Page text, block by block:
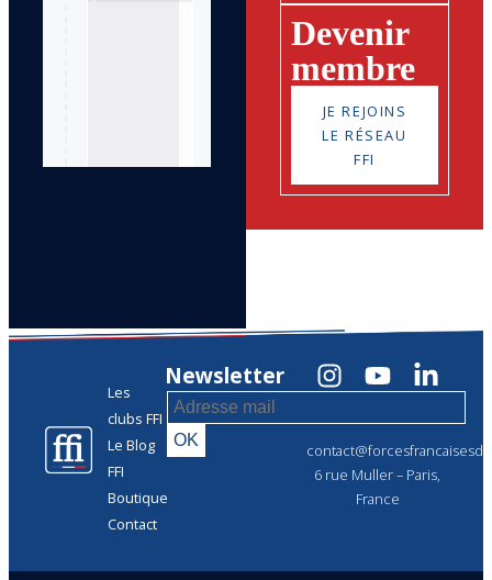
Devenir
membre
JE REJOINS
LE RÉSEAU
FFI
Les
clubs FFI
Le Blog
FFI
Boutique
Contact
6 rue Muller – Paris,
France
Newsletter